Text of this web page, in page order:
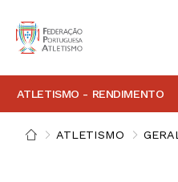
ATLETISMO - RENDIMENTO
INSTITUCIONAL
DOCUMENTAÇÃO
ARBITRAGEM
DECISÕES DISCIPLINARES
CONTACTOS
ATLETISMO GERAL